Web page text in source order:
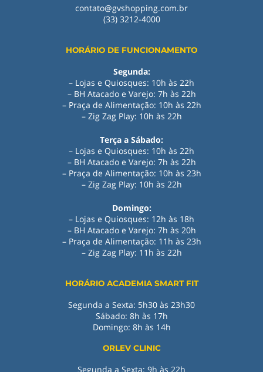
contato@gvshopping.com.br
(33) 3212-4000
HORÁRIO DE FUNCIONAMENTO
Segunda:
– Lojas e Quiosques: 10h às 22h
– BH Atacado e Varejo: 7h às 22h
– Praça de Alimentação: 10h às 22h
– Zig Zag Play: 10h às 22h
Terça a Sábado:
– Lojas e Quiosques: 10h às 22h
– BH Atacado e Varejo: 7h às 22h
– Praça de Alimentação: 10h às 23h
– Zig Zag Play: 10h às 22h
Domingo:
– Lojas e Quiosques: 12h às 18h
– BH Atacado e Varejo: 7h às 20h
– Praça de Alimentação: 11h às 23h
– Zig Zag Play: 11h às 22h
HORÁRIO ACADEMIA SMART FIT
Segunda a Sexta: 5h30 às 23h30
Sábado: 8h às 17h
Domingo: 8h às 14h
ORLEV CLINIC
Segunda a Sexta: 9h às 22h